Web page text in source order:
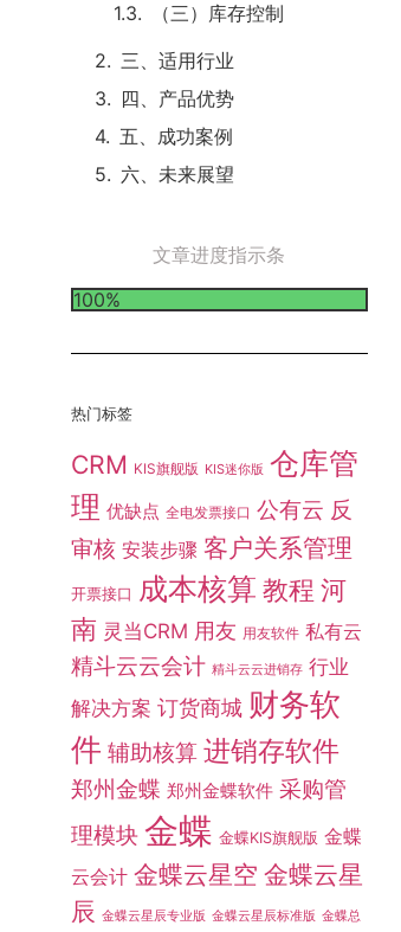
（三）库存控制
三、适用行业
四、产品优势
五、成功案例
六、未来展望
文章进度指示条
100%
热门标签
CRM KIS旗舰版 KIS迷你版 仓库管
理 优缺点 全电发票接口 公有云 反
审核 安装步骤 客户关系管理
开票接口 成本核算 教程 河
南 灵当CRM 用友 用友软件 私有云
精斗云云会计 精斗云云进销存 行业
解决方案 订货商城 财务软
件 辅助核算 进销存软件
郑州金蝶 郑州金蝶软件 采购管
理模块 金蝶 金蝶KIS旗舰版 金蝶
云会计 金蝶云星空 金蝶云星
辰 金蝶云星辰专业版 金蝶云星辰标准版 金蝶总